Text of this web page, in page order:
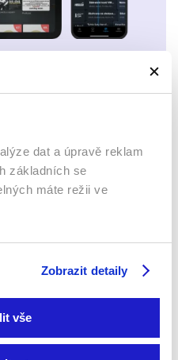
dat a úpravě reklam
základních se
máte režii ve
Zobrazit detaily
vše